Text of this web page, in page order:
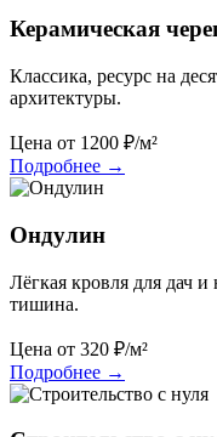
Керамическая
Классика, ресурс на
архитектуры.
Цена от 1200 ₽/м²
Подробнее →
Ондулин
Лёгкая кровля для дач
тишина.
Цена от 320 ₽/м²
Подробнее →